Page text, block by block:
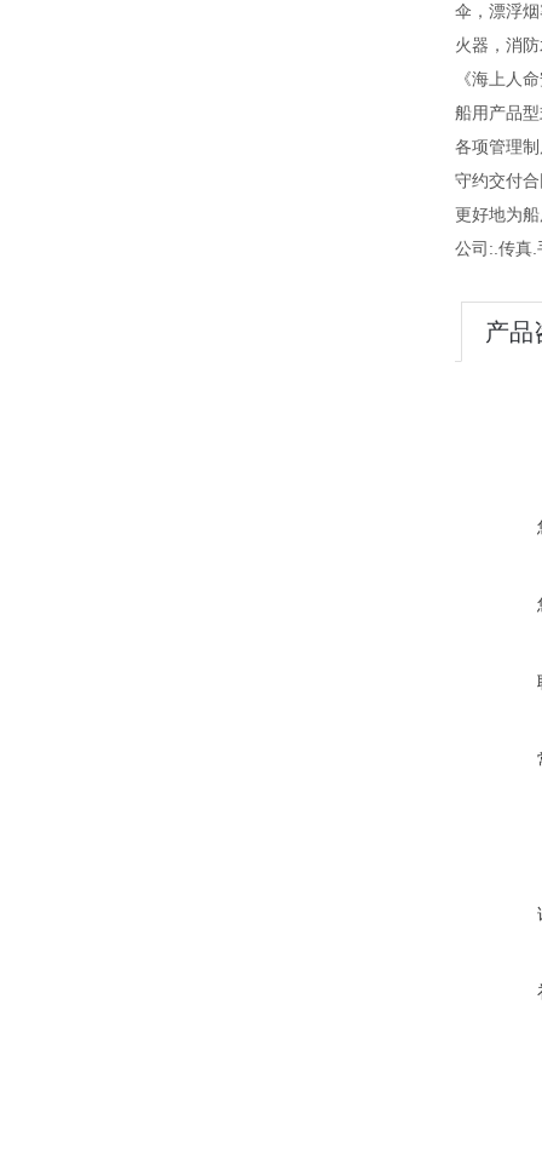
伞，漂浮
火器，消
《海上人
船用产品
各项管理
守约交付
更好地为
公司:.传真.
产品